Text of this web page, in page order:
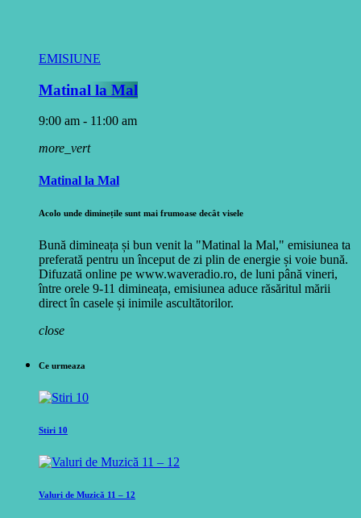
EMISIUNE
Matinal la Mal
9:00 am - 11:00 am
more_vert
Matinal la Mal
Acolo unde diminețile sunt mai frumoase decât visele
Bună dimineața și bun venit la "Matinal la Mal," emisiunea ta
preferată pentru un început de zi plin de energie și voie bună.
Difuzată online pe www.waveradio.ro, de luni până vineri,
între orele 9-11 dimineața, emisiunea aduce răsăritul mării
direct în casele și inimile ascultătorilor.
close
Ce urmeaza
Stiri 10
Valuri de Muzică 11 – 12